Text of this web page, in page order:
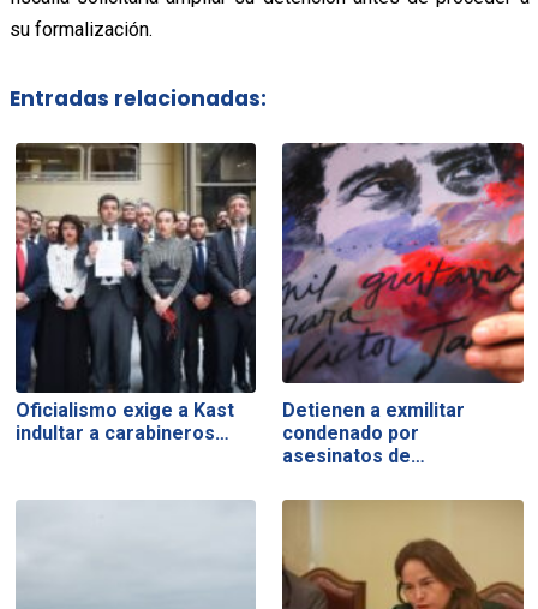
su formalización.
Entradas relacionadas:
Oficialismo exige a Kast
indultar a carabineros…
Detienen a exmilitar
condenado por
asesinatos de…